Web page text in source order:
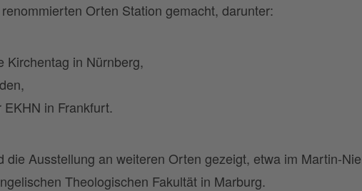
Orten Station gemacht, darunter:
Kirchentag in Nürnberg,
in Frankfurt.
die Ausstellung an weiteren Orten gezeigt, etwa im Martin-
Theologischen Fakultät in Marburg.